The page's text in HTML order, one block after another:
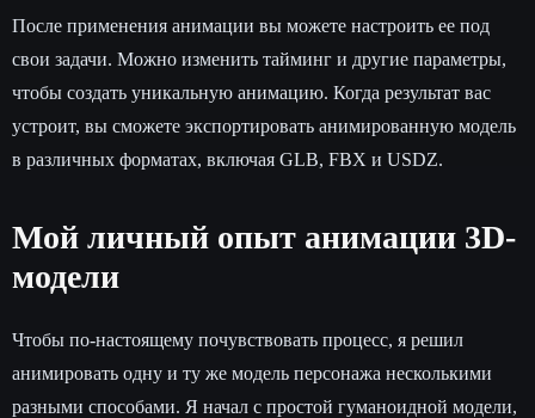
После применения анимации вы можете настроить ее под
свои задачи. Можно изменить тайминг и другие параметры,
чтобы создать уникальную анимацию. Когда результат вас
устроит, вы сможете экспортировать анимированную модель
в различных форматах, включая GLB, FBX и USDZ.
Мой личный опыт анимации 3D-
модели
Чтобы по-настоящему почувствовать процесс, я решил
анимировать одну и ту же модель персонажа несколькими
разными способами. Я начал с простой гуманоидной модели,